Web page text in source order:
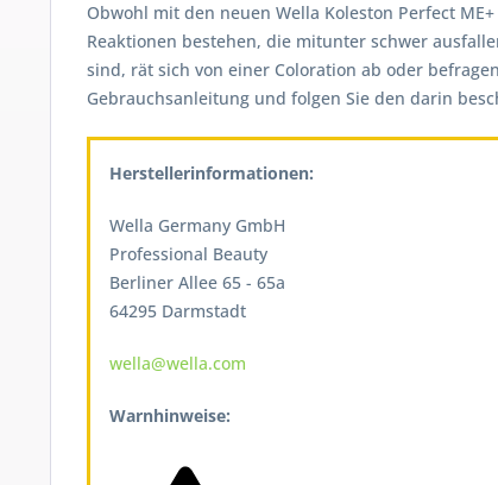
Obwohl mit den neuen Wella Koleston Perfect
Reaktionen bestehen, die mitunter schwer
sind, rät sich von einer Coloration ab oder
Gebrauchsanleitung und folgen Sie den darin
Herstellerinformationen:
Wella Germany GmbH
Professional Beauty
Berliner Allee 65 - 65a
64295 Darmstadt
wella@wella.com
Warnhinweise: